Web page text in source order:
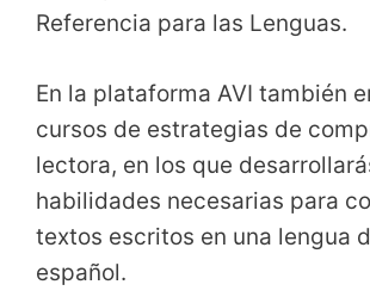
Referencia para las Lenguas.
En la plataforma AVI también
cursos de estrategias de
lectora, en los que
habilidades necesarias para
textos escritos en una lengua
español.